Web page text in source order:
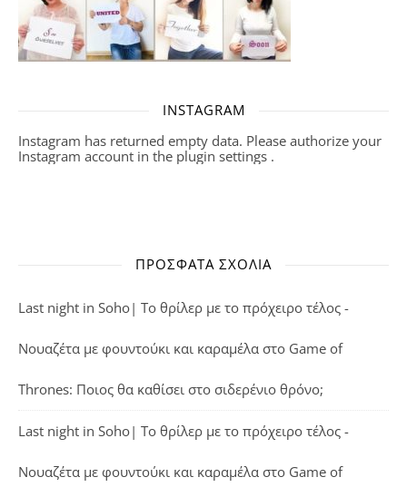
INSTAGRAM
Instagram has returned empty data. Please authorize your
Instagram account in the plugin settings .
ΠΡΌΣΦΑΤΑ ΣΧΌΛΙΑ
Last night in Soho| Το θρίλερ με το πρόχειρο τέλος -
Νουαζέτα με φουντούκι και καραμέλα στο Game of
Thrones: Ποιος θα καθίσει στο σιδερένιο θρόνο;
Last night in Soho| Το θρίλερ με το πρόχειρο τέλος -
Νουαζέτα με φουντούκι και καραμέλα στο Game of